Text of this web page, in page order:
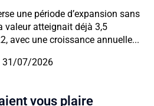
une période d’expansion sans
valeur atteignait déjà 3,5
avec une croissance annuelle...
31/07/2026
vous plaire